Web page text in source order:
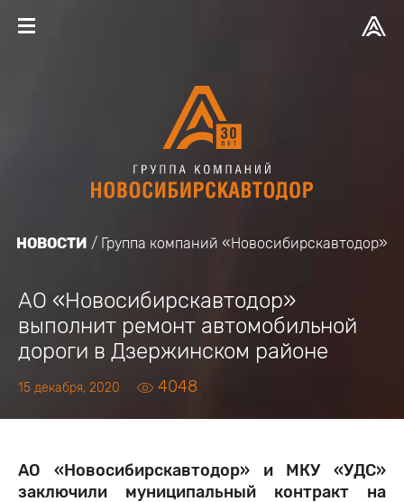
НОВОСТИ Группа компаний «Новосибирскавтодор»
АО «Новосибирскавтодор»
выполнит ремонт автомобильной
дороги в Дзержинском районе
15 декабря, 2020 4048
АО «Новосибирскавтодор» и МКУ «УДС»
заключили муниципальный контракт на